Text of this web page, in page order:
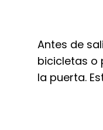
Antes de
bicicletas o
la puerta.